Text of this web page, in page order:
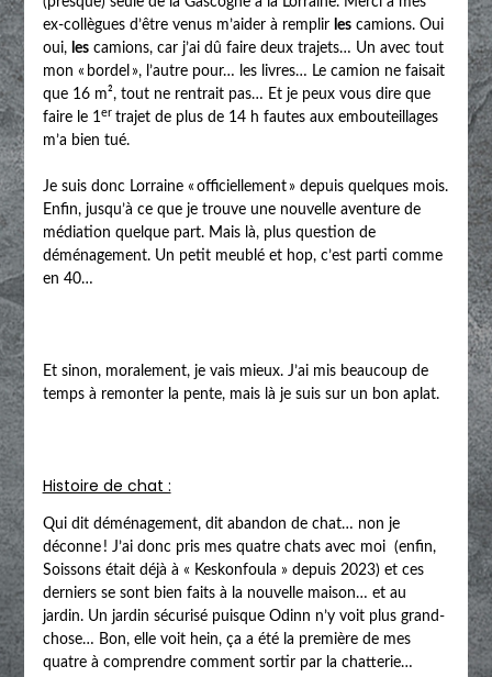
ex-collègues d’être venus m’aider à remplir lescamions. Oui
oui, lescamions, car j’ai dû faire deux trajets… Un avec tout
mon « bordel », l’autre pour… les livres… Le camion ne faisait
que 16 m², tout ne rentrait pas… Et je peux vous dire que
faire le 1er trajet de plus de 14 h fautes aux embouteillages
m’a bien tué.
Je suis donc Lorraine « officiellement » depuis quelques mois.
Enfin, jusqu’à ce que je trouve une nouvelle aventure de
médiation quelque part. Mais là, plus question de
déménagement. Un petit meublé et hop, c’est parti comme
en 40…
Et sinon, moralement, je vais mieux. J’ai mis beaucoup de
temps à remonter la pente, mais là je suis sur un bon aplat.
Histoire de chat :
Qui dit déménagement, dit abandon de chat… non je
déconne ! J’ai donc pris mes quatre chats avec moi (enfin,
Soissons était déjà à « Keskonfoula » depuis 2023) et ces
derniers se sont bien faits à la nouvelle maison… et au
jardin. Un jardin sécurisé puisque Odinn n’y voit plus grand-
chose… Bon, elle voit hein, ça a été la première de mes
quatre à comprendre comment sortir par la chatterie…